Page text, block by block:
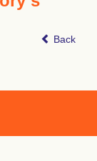
Back